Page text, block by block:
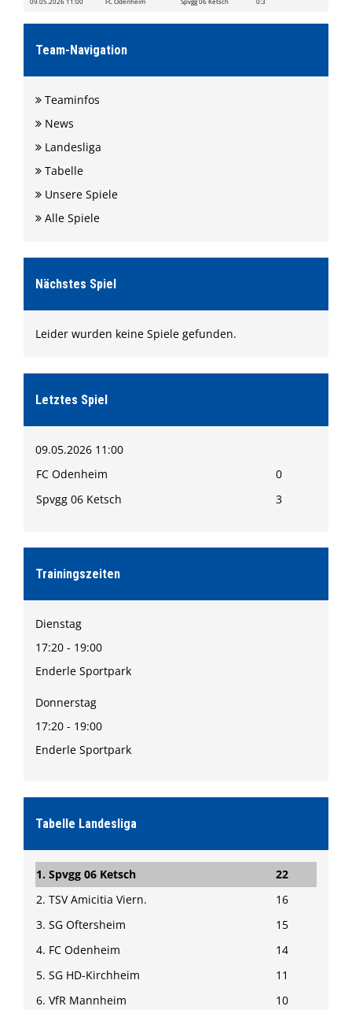
Formulare
Team-Navigation
Teaminfos
News
Landesliga
Tabelle
Unsere Spiele
Alle Spiele
Nächstes Spiel
Leider wurden keine Spiele gefunden.
Letztes Spiel
09.05.2026 11:00
FC Odenheim
0
Spvgg 06 Ketsch
3
Trainingszeiten
Dienstag
17:20 - 19:00
Enderle Sportpark
Donnerstag
17:20 - 19:00
Enderle Sportpark
Tabelle Landesliga
1. Spvgg 06 Ketsch
22
2. TSV Amicitia Viern.
16
3. SG Oftersheim
15
4. FC Odenheim
14
5. SG HD-Kirchheim
11
6. VfR Mannheim
10